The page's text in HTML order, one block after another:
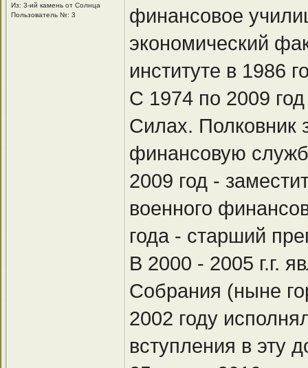
Из: 3-ий камень от Солнца
Пользователь №: 3
финансовое
экономический
институте в 1986
С 1974 по 2009
Силах. Полковник
финансовую
2009 год -
военного
года - старший
В 2000 - 2005 г.г.
Собрания (ныне
2002 году
вступления в эту